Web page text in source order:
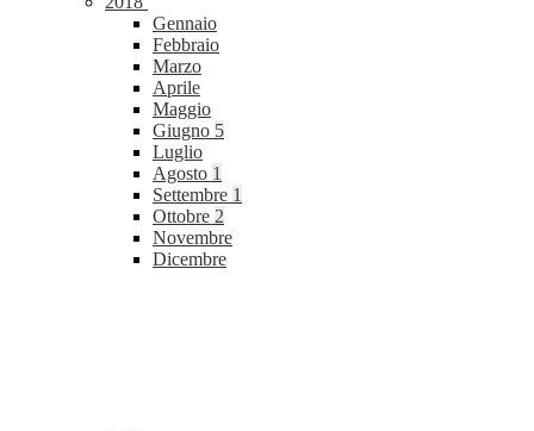
Gennaio
Febbraio
Marzo
Aprile
Maggio
Giugno 5
Luglio
Agosto 1
Settembre 1
Ottobre 2
Novembre
Dicembre